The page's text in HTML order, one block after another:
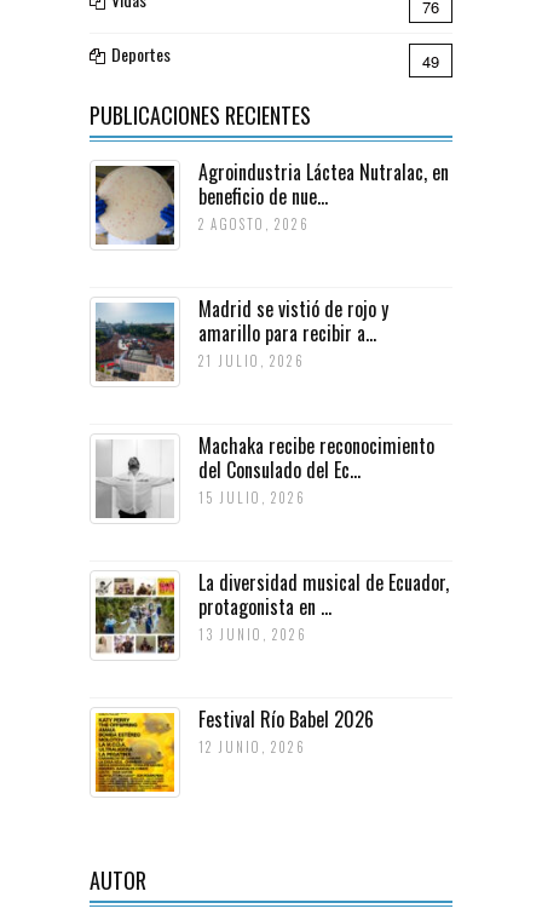
76
Deportes 49
PUBLICACIONES RECIENTES
Agroindustria Láctea Nutralac, en
beneficio de nue...
2 AGOSTO, 2026
Madrid se vistió de rojo y
amarillo para recibir a...
21 JULIO, 2026
Machaka recibe reconocimiento
del Consulado del Ec...
15 JULIO, 2026
La diversidad musical de Ecuador,
protagonista en ...
13 JUNIO, 2026
Festival Río Babel 2026
12 JUNIO, 2026
AUTOR